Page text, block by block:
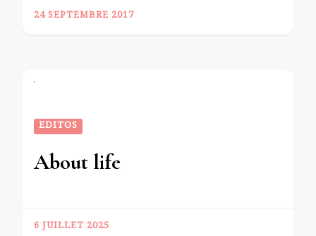
24 SEPTEMBRE 2017
EDITOS
About life
6 JUILLET 2025